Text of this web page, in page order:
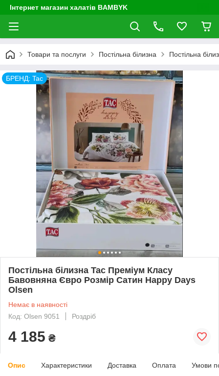
Інтернет магазин халатів BAMBYK
Товари та послуги Постільна білизна Постільна
БРЕНД: Tac
Постільна білизна Tac Преміум Класу
Бавовняна Євро Розмір Сатин Happy Days
Olsen
Немає в наявності
Код: Olsen 9051
Роздріб
4 185 ₴
Опис Характеристики Доставка Оплата Умови